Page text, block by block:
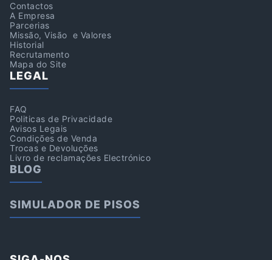
Contactos
A Empresa
Parcerias
Missão, Visão e Valores
Historial
Recrutamento
Mapa do Site
LEGAL
FAQ
Politicas de Privacidade
Avisos Legais
Condições de Venda
Trocas e Devoluções
Livro de reclamações Electrónico
BLOG
SIMULADOR DE PISOS